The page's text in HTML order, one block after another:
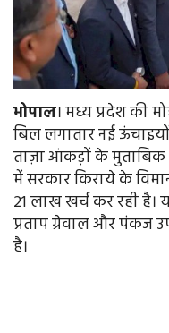
भोपाल। मध्य प्रदेश की
बिल लगातार नई
ताज़ा आंकड़ों के मुताबिक
में सरकार किराये के
21 लाख खर्च कर रही है।
प्रताप ग्रेवाल और पंकज
है।